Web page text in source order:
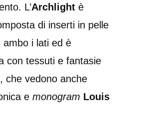
L’Archlight è
di inserti in pelle
ambo i lati ed è
con tessuti e fantasie
che vedono anche
e monogram Louis